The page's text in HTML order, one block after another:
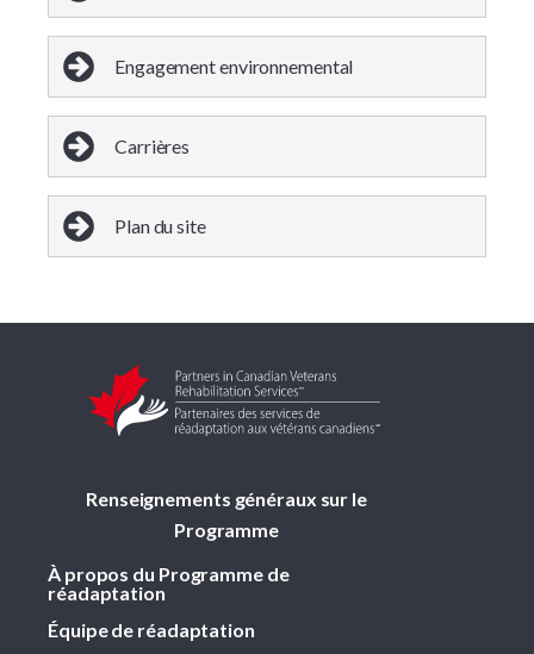
Engagement environnemental
Carrières
Plan du site
Renseignements généraux sur le
Programme
À propos du Programme de
réadaptation
Équipe de réadaptation